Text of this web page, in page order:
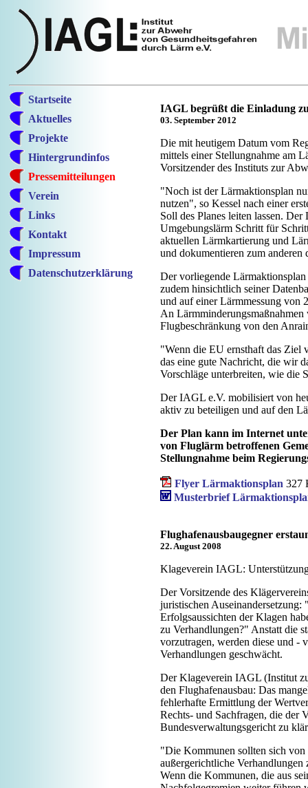
Startseite
Aktuelles
Projekte
Hintergrundinfos
Pressemitteilungen
Verein
Links
Kontakt
Impressum
Datenschutzerklärung
IAGL begrüßt die Einladung
03. September 2012
Die mit heutigem Datum vom
mittels einer Stellungnahme am
Vorsitzender des Instituts zur
"Noch ist der Lärmaktionsplan
nutzen", so Kessel nach einer
Soll des Planes leiten lassen.
Umgebungslärm Schritt für
aktuellen Lärmkartierung und
und dokumentieren zum
Der vorliegende
zudem hinsichtlich seiner
und auf einer Lärmmessung von
An
Flugbeschränkung von den
"Wenn die EU ernsthaft das Ziel
das eine gute Nachricht, die wir
Vorschläge unterbreiten, wie die
Der IAGL e.V. mobilisiert von
aktiv zu beteiligen und auf den
Der Plan kann im Internet
von Fluglärm betroffenen
Stellungnahme beim
Flyer Lärmaktionsplan 327
Musterbrief
Flughafenausbaugegner
22. August 2008
Klageverein IAGL:
Der Vorsitzende des
juristischen
Erfolgsaussichten der Klagen
zu Verhandlungen?" Anstatt die
vorzutragen, werden diese und -
Verhandlungen geschwächt.
Der Klageverein IAGL (Institut
den Flughafenausbau: Das
fehlerhafte Ermittlung der
Rechts- und Sachfragen, die der
Bundesverwaltungsgericht zu
"Die Kommunen sollten sich von
außergerichtliche
Wenn die Kommunen, die aus